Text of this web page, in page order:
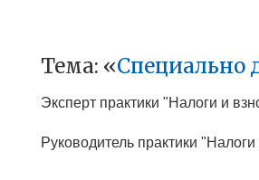
Тема: «Специально
Эксперт практики "Налоги и
Руководитель практики